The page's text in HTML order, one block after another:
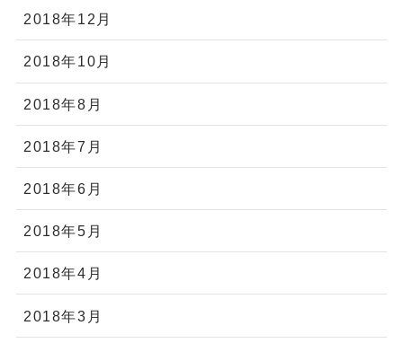
2018年12月
2018年10月
2018年8月
2018年7月
2018年6月
2018年5月
2018年4月
2018年3月